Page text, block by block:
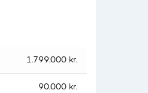
1.799.000 kr.
90.000 kr.